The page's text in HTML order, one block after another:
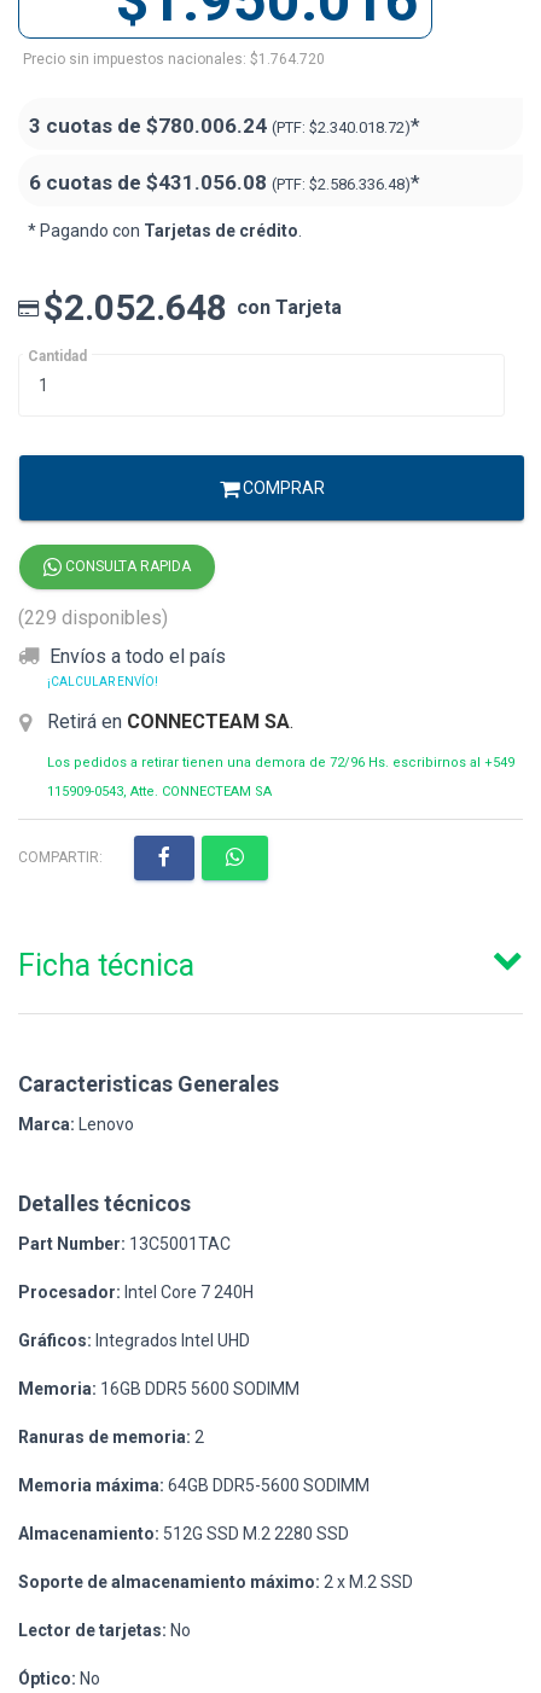
Precio sin impuestos nacionales: $1.764.720
3 cuotas de $780.006.24 (PTF: $2.340.018.72)*
6 cuotas de $431.056.08 (PTF: $2.586.336.48)*
* Pagando con Tarjetas de crédito.
$2.052.648 con Tarjeta
Cantidad
COMPRAR
CONSULTA RAPIDA
(229 disponibles)
Envíos a todo el país
¡CALCULAR ENVÍO!
Retirá en CONNECTEAM SA.
Los pedidos a retirar tienen una demora de 72/96 Hs. escribirnos al +549
115909-0543, Atte. CONNECTEAM SA
COMPARTIR:
Ficha técnica
Caracteristicas Generales
Marca: Lenovo
Detalles técnicos
Part Number: 13C5001TAC
Procesador: Intel Core 7 240H
Gráficos: Integrados Intel UHD
Memoria: 16GB DDR5 5600 SODIMM
Ranuras de memoria: 2
Memoria máxima: 64GB DDR5-5600 SODIMM
Almacenamiento: 512G SSD M.2 2280 SSD
Soporte de almacenamiento máximo: 2 x M.2 SSD
Lector de tarjetas: No
Óptico: No